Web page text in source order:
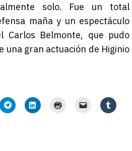
solo. Fue un total
maña y un espectáculo
Carlos Belmonte, que pudo
una gran actuación de Higinio